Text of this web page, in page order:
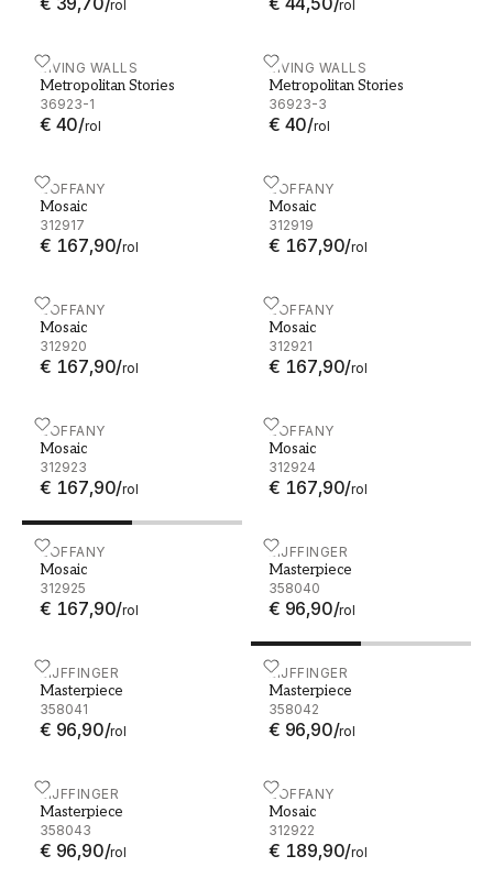
rol rol
LIVING WALLS
Metropolitan Stories
36923-1
€ 40/rol
Metropolitan Stories - 36923-1LIVING WALLS
Metropolitan Stories
36923-3
€ 40/rol
Metropolitan Stories -
ZOFFANY
Mosaic
312917
€ 167,90/rol
Mosaic - 312917 ZOFFANY
Mosaic
312919
€ 167,90/rol
Mosaic - 312919
ZOFFANY
Mosaic
312920
€ 167,90/rol
Mosaic - 312920 ZOFFANY
Mosaic
312921
€ 167,90/rol
Mosaic - 312921
ZOFFANY
Mosaic
312923
€ 167,90/rol
Mosaic - 312923 ZOFFANY
Mosaic
312924
€ 167,90/rol
Mosaic - 312924
ZOFFANY
Mosaic
312925
€ 167,90/rol
Mosaic - 312925 EIJFFINGER
Masterpiece
358040
€ 96,90/rol
Masterpiece - 358040
EIJFFINGER
Masterpiece
358041
€ 96,90/rol
Masterpiece - 358041 EIJFFINGER
Masterpiece
358042
€ 96,90/rol
Masterpiece - 358042
EIJFFINGER
Masterpiece
358043
€ 96,90/rol
Masterpiece - 358043 ZOFFANY
Mosaic
312922
€ 189,90/rol
Mosaic - 312922